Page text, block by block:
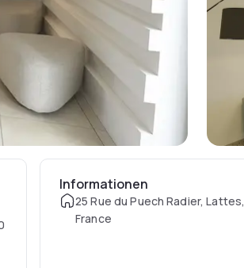
Informationen
25 Rue du Puech Radier, Lattes,
France